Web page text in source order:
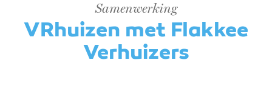
Samenwerking
VRhuizen met Flakkee
Verhuizers